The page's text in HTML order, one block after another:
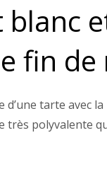
fin de
tarte avec la
très polyvalente